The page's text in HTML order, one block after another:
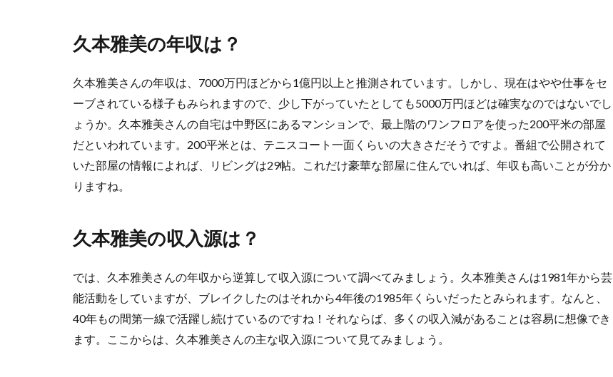
久本雅美の年収は？
久本雅美さんの年収は、7000万円ほどから1億円以上と推測されています。しかし、現在はやや仕事をセ
ーブされている様子もみられますので、少し下がっていたとしても5000万円ほどは確実なのではないでし
ょうか。久本雅美さんの自宅は中野区にあるマンションで、最上階のワンフロアを使った200平米の部屋
だといわれています。200平米とは、テニスコート一面くらいの大きさだそうですよ。番組で公開されて
いた部屋の情報によれば、リビングは29帖。これだけ豪華な部屋に住んでいれば、年収も高いことが分か
りますね。
久本雅美の収入源は？
では、久本雅美さんの年収から逆算して収入源について調べてみましょう。久本雅美さんは1981年から芸
能活動をしていますが、ブレイクしたのはそれから4年後の1985年くらいだったとみられます。なんと、
40年もの間第一線で活躍し続けているのですね！それならば、多くの収入減があることは容易に想像でき
ます。ここからは、久本雅美さんの主な収入源について見てみましょう。